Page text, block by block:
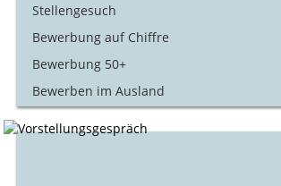
Stellengesuch
Bewerbung auf Chiffre
Bewerbung 50+
Bewerben im Ausland